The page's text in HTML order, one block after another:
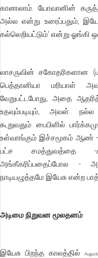
காணலாம். யோவானின்
அல்ல என்று உரைப்பதும்,
கல்லெறியட்டும்' என்று ஓங்கி
லாசருவின் சகோதரிகளான
பெத்தானியா மரியாள்
வேறுபட்டபோது, அதை
உதவும்படியும், அவள் நல்ல
கூறுவதும் பைபிளில்
உள்வாங்கும் இச்சமூகம் ஆண்
பட்ச சமத்துவத்தை -
அங்கீகரிப்பதைப்போல -
நாடியழுத்தமே இயேசு என்ற
அடிமை நிறுவன மூலதனம்
இயேசு பிறந்த காலத்தில்